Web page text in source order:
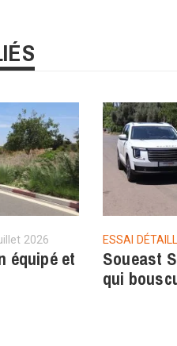
2026
équipé et
ESSAI
Soueast
qui